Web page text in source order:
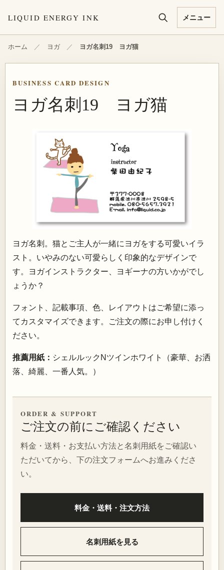
LIQUID ENERGY INK メニュー
ホーム ／ ヨガ ／ ヨガ名刺19 ヨガ猫
BUSINESS CARD DESIGN
ヨガ名刺19 ヨガ猫
ヨガ名刺。猫とご主人が一緒にヨガをする可愛いイラ
スト。いやみのない可愛らしく印象的なデザインで
す。ヨガインストラクター、ヨギーナの方いかがでし
ょうか？
フォント、記載事項、色、レイアウトはご希望に添っ
てカスタマイズできます。ご注文の際にお申し付けく
ださい。
推薦用紙： シェルルックNツインホワイト（豪華、お洒
落、綺麗、一番人気。）
ORDER & SUPPORT
ご注文の前にご確認ください
料金・送料・お支払い方法と名刺用紙をご確認い
ただいてから、下の注文フォームへお進みくださ
い。
料金・送料・注文方法
名刺用紙を見る